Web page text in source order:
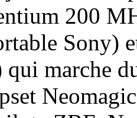
200
Sony)
qui marche